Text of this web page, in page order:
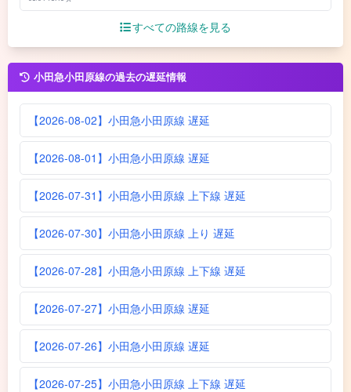
すべての路線を見る
小田急小田原線の過去の遅延情報
【2026-08-02】小田急小田原線 遅延
【2026-08-01】小田急小田原線 遅延
【2026-07-31】小田急小田原線 上下線 遅延
【2026-07-30】小田急小田原線 上り 遅延
【2026-07-28】小田急小田原線 上下線 遅延
【2026-07-27】小田急小田原線 遅延
【2026-07-26】小田急小田原線 遅延
【2026-07-25】小田急小田原線 上下線 遅延